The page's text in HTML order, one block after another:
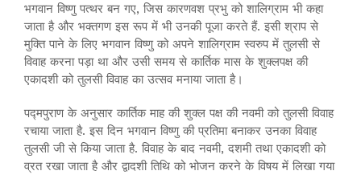
भगवान विष्णु पत्थर बन गए, जिस कारणवश प्रभु को शालिग्राम भी कहा
जाता है और भक्तगण इस रूप में भी उनकी पूजा करते हैं. इसी श्राप से
मुक्ति पाने के लिए भगवान विष्णु को अपने शालिग्राम स्वरुप में तुलसी से
विवाह करना पड़ा था और उसी समय से कार्तिक मास के शुक्लपक्ष की
एकादशी को तुलसी विवाह का उत्सव मनाया जाता है।
पद्मपुराण के अनुसार कार्तिक माह की शुक्ल पक्ष की नवमी को तुलसी विवाह
रचाया जाता है. इस दिन भगवान विष्णु की प्रतिमा बनाकर उनका विवाह
तुलसी जी से किया जाता है. विवाह के बाद नवमी, दशमी तथा एकादशी को
व्रत रखा जाता है और द्वादशी तिथि को भोजन करने के विषय में लिखा गया